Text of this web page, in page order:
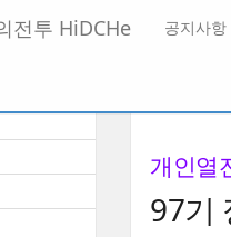
전투 HiDCHe 공지사항
개인열
97기